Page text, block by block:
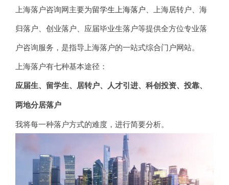
上海落户咨询网主要为留学生上海落户 、上海居转户、海
归落户、创业落户、应届毕业生落户等提供全方位专业落
户咨询服务，是指导上海落户的一站式综合门户网站。
上海落户有七种基本途径：
应届生、留学生、居转户、人才引进、科创投资、投靠、
两地分居落户
我将每一种落户方式的难度，进行简要分析。